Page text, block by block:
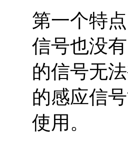
第一个特
信号也没
的信号无
的感应信
使用。